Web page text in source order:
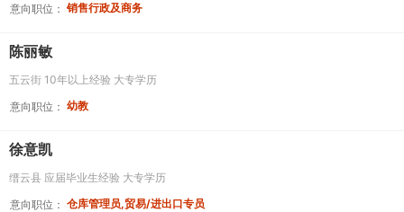
意向职位： 销售行政及商务
陈丽敏
五云街 10年以上经验 大专学历
意向职位： 幼教
徐意凯
缙云县 应届毕业生经验 大专学历
意向职位： 仓库管理员,贸易/进出口专员